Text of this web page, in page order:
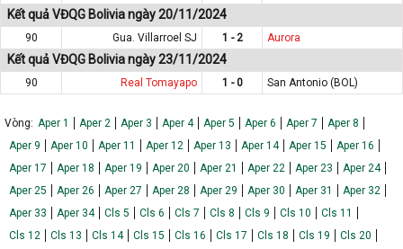
Kết quả VĐQG Bolivia ngày 20/11/2024
90 Gua. Villarroel SJ 1 - 2 Aurora
Kết quả VĐQG Bolivia ngày 23/11/2024
90 Real Tomayapo 1 - 0 San Antonio (BOL)
Vòng: Aper 1 Aper 2 Aper 3 Aper 4 Aper 5 Aper 6 Aper 7
Aper 8
Aper 9
Aper 10 Aper 11 Aper 12 Aper 13 Aper 14 Aper 15
Aper 16
Aper 17
Aper 18 Aper 19 Aper 20 Aper 21 Aper 22 Aper 23
Aper 24
Aper 25
Aper 26 Aper 27 Aper 28 Aper 29 Aper 30 Aper 31
Aper 32
Aper 33
Aper 34 Cls 5 Cls 6 Cls 7 Cls 8 Cls 9 Cls 10
Cls 11
Cls 12
Cls 13 Cls 14 Cls 15 Cls 16 Cls 17 Cls 18 Cls 19
Cls 20